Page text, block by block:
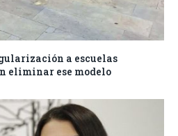
a escuelas
eliminar ese modelo